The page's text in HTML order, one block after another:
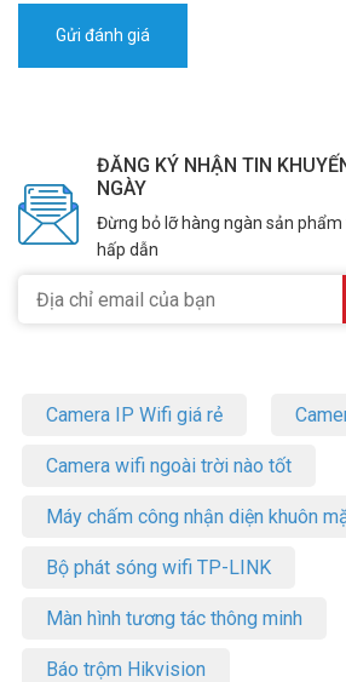
ĐĂNG KÝ NHẬN TIN
NGÀY
Đừng bỏ lỡ hàng ngàn sản
hấp dẫn
Camera IP Wifi giá rẻ
Camera wifi ngoài trời nào tốt
Máy chấm công nhận diện khuôn
Bộ phát sóng wifi TP-LINK
Màn hình tương tác thông minh
Báo trộm Hikvision